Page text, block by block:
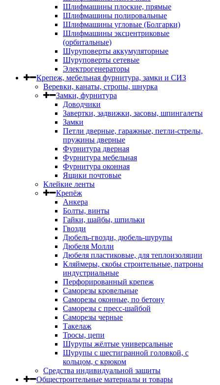
Шлифмашины плоские, прямые
Шлифмашины полировальные
Шлифмашины угловые (Болгарки)
Шлифмашины эксцентриковые
(орбитальные)
Шуруповерты аккумуляторные
Шуруповерты сетевые
Электрогенераторы
Крепеж, мебельная фурнитура, замки и СИЗ
Веревки, канаты, стропы, шнурка
Замки, фурнитура
Доводчики
Завертки, задвижки, засовы, шпингалеты
Замки
Петли дверные, гаражные, петли-стрелы,
пружины дверные
Фурнитура дверная
Фурнитура мебельная
Фурнитура оконная
Ящики почтовые
Клейкие ленты
Крепёж
Анкера
Болты, винты
Гайки, шайбы, шпильки
Гвозди
Дюбель-гвозди, дюбель-шурупы
Дюбеля Молли
Дюбеля пластиковые, для теплоизоляции
Кляймеры, скобы строительные, патроны
индустриальные
Перфорированный крепеж
Саморезы кровельные
Саморезы оконные, по бетону
Саморезы с пресс-шайбой
Саморезы черные
Такелаж
Тросы, цепи
Шурупы жёлтые универсальные
Шурупы с шестигранной головкой, с
кольцом, с крюком
Средства индивидуальной защиты
Общестроительные материалы и товары